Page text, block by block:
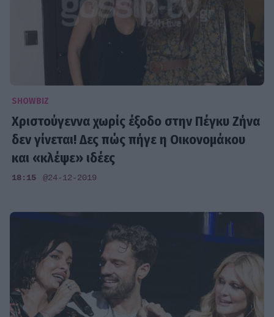
SHOWBIZ
Χριστούγεννα χωρίς έξοδο στην Πέγκυ Ζήνα
δεν γίνεται! Δες πώς πήγε η Οικονομάκου
και «κλέψε» ιδέες
18:15 @24-12-2019